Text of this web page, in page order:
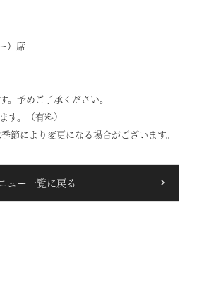
）席
予めご了承ください。
す。（有料）
節により変更になる場合がございます。
ュー一覧に戻る
のご予約はこちら
（代行）はこちら